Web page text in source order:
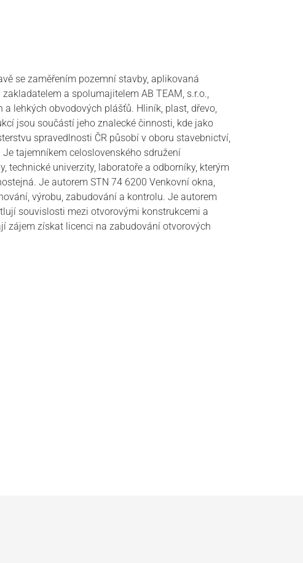
se zaměřením pozemní stavby, aplikovaná
a spolumajitelem AB TEAM, s.r.o.,
lehkých obvodových plášťů. Hliník, plast, dřevo,
jsou součástí jeho znalecké činnosti, kde jako
spravedlnosti ČR působí v oboru stavebnictví,
tajemníkem celoslovenského sdružení
technické univerzity, laboratoře a odborníky, kterým
Je autorem STN 74 6200 Venkovní okna,
výrobu, zabudování a kontrolu. Je autorem
souvislosti mezi otvorovými konstrukcemi a
zájem získat licenci na zabudování otvorových